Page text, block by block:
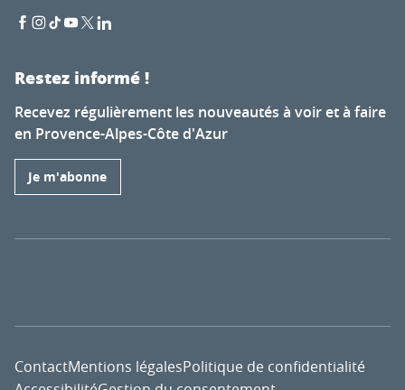
Restez informé !
Recevez régulièrement les nouveautés à voir et à faire
en Provence-Alpes-Côte d'Azur
Je m'abonne
ContactMentions légalesPolitique de confidentialité